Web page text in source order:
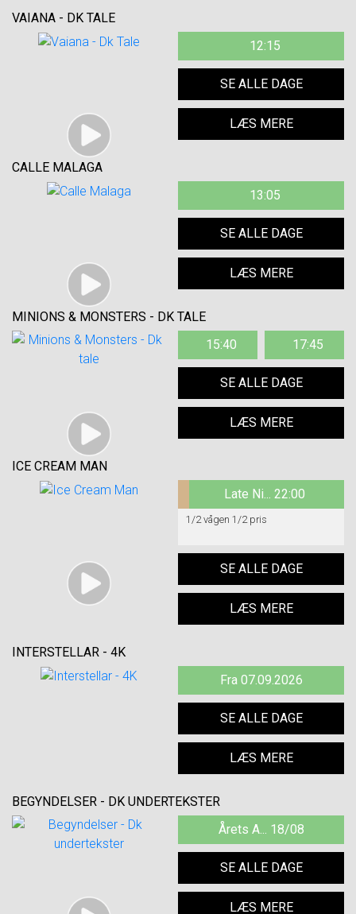
VAIANA - DK TALE
12:15
SE ALLE DAGE
LÆS MERE
CALLE MALAGA
13:05
SE ALLE DAGE
LÆS MERE
MINIONS & MONSTERS - DK TALE
15:40
17:45
SE ALLE DAGE
LÆS MERE
ICE CREAM MAN
Late Ni... 22:00
1/2 vågen 1/2 pris
SE ALLE DAGE
LÆS MERE
INTERSTELLAR - 4K
Fra 07.09.2026
SE ALLE DAGE
LÆS MERE
BEGYNDELSER - DK UNDERTEKSTER
Årets A... 18/08
SE ALLE DAGE
LÆS MERE